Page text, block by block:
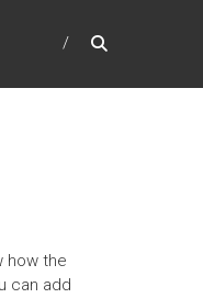
how the
can add